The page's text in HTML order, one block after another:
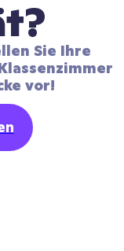
Sie Ihre
vor!